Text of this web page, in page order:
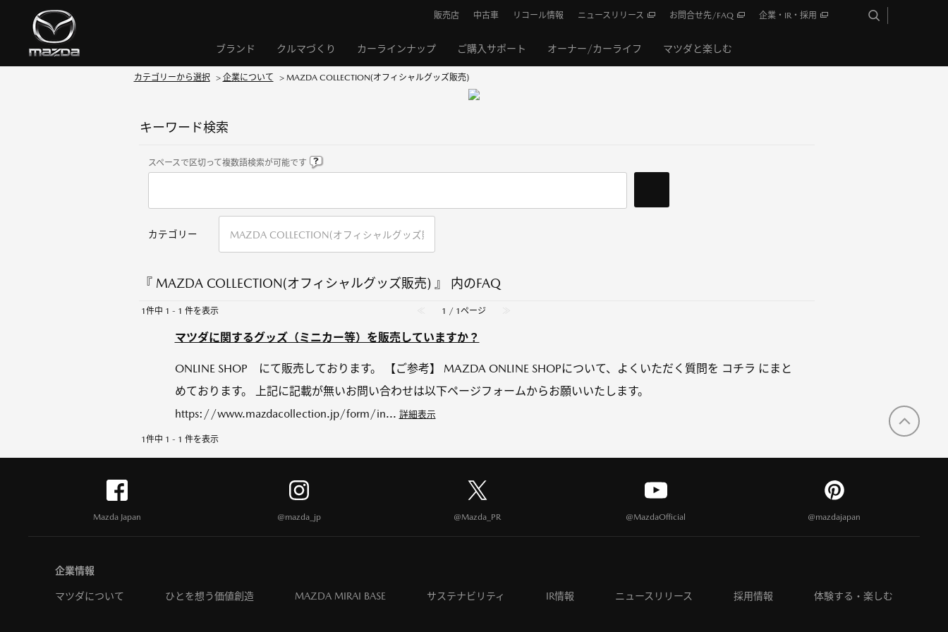
ブランド クルマづくり カーラインナップ ご購入サポート オーナー/カーライフ マツダと楽しむ
販売店 中古車 リコール情報 ニュースリリース お問合せ先/FAQ 企業・IR・採用
カテゴリーから選択 > 企業について > MAZDA COLLECTION(オフィシャルグッズ販売)
キーワード検索
スペースで区切って複数語検索が可能です
カテゴリー
『 MAZDA COLLECTION(オフィシャルグッズ販売) 』 内のFAQ
1件中 1 - 1 件を表示 1 / 1ページ
マツダに関するグッズ（ミニカー等）を販売していますか？
ONLINE SHOP にて販売しております。 【ご参考】 MAZDA ONLINE SHOPについて、よくいただく質問を コチラ にまと
めております。 上記に記載が無いお問い合わせは以下ページフォームからお願いいたします。
https://www.mazdacollection.jp/form/in... 詳細表示
1件中 1 - 1 件を表示
Mazda Japan @mazda_jp @Mazda_PR @MazdaOfficial @mazdajapan
企業情報
マツダについて ひとを想う価値創造 MAZDA MIRAI BASE サステナビリティ IR情報 ニュースリリース 採用情報 体験する・楽しむ